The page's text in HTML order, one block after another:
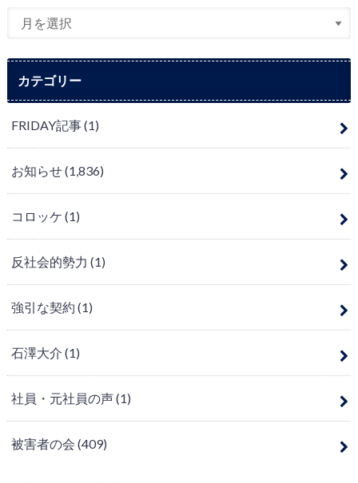
カテゴリー
FRIDAY記事(1)
お知らせ(1,836)
コロッケ (1)
反社会的勢力 (1)
強引な契約 (1)
石澤大介 (1)
社員・元社員の声(1)
被害者の会 (409)